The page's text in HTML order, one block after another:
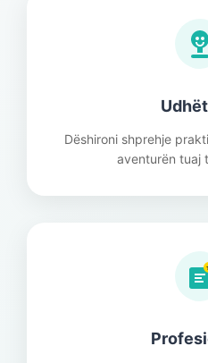
Dëshironi shprehje
aventurën tuaj